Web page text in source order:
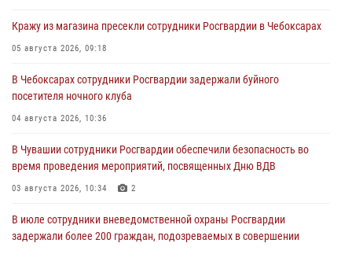
Кражу из магазина пресекли сотрудники Росгвардии в Чебоксарах
05 августа 2026, 09:18
В Чебоксарах сотрудники Росгвардии задержали буйного
посетителя ночного клуба
04 августа 2026, 10:36
В Чувашии сотрудники Росгвардии обеспечили безопасность во
время проведения мероприятий, посвященных Дню ВДВ
03 августа 2026, 10:34 2
В июле сотрудники вневедомственной охраны Росгвардии
задержали более 200 граждан, подозреваемых в совершении